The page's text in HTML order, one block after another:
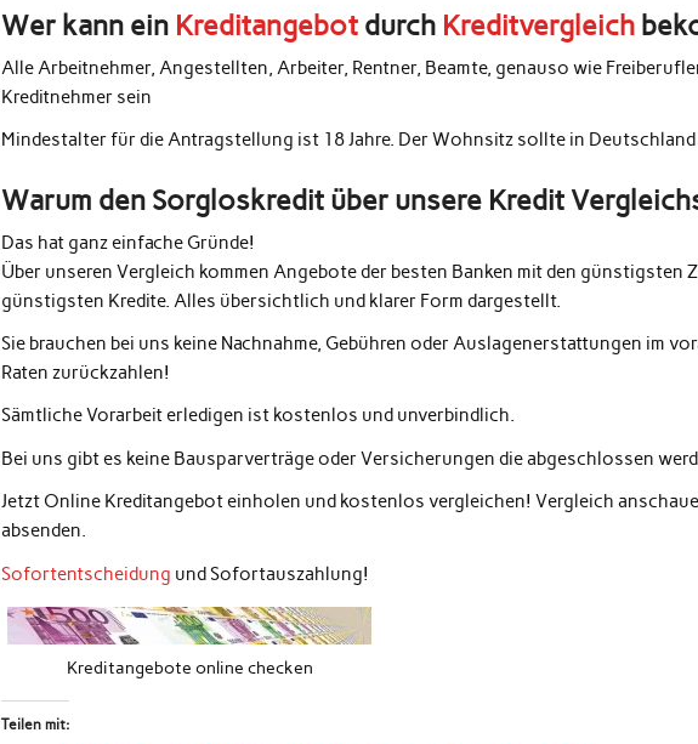
Wer kann ein Kreditangebot durch Kreditvergleich
Alle Arbeitnehmer, Angestellten, Arbeiter, Rentner, Beamte, genauso wie
Kreditnehmer sein
Mindestalter für die Antragstellung ist 18 Jahre. Der Wohnsitz sollte in Deutschland
Warum den Sorgloskredit über unsere Kredit
Das hat ganz einfache Gründe!
Über unseren Vergleich kommen Angebote der besten Banken mit den günstigsten
günstigsten Kredite. Alles übersichtlich und klarer Form dargestellt.
Sie brauchen bei uns keine Nachnahme, Gebühren oder Auslagenerstattungen im
Raten zurückzahlen!
Sämtliche Vorarbeit erledigen ist kostenlos und unverbindlich.
Bei uns gibt es keine Bausparverträge oder Versicherungen die abgeschlossen
Jetzt Online Kreditangebot einholen und kostenlos vergleichen! Vergleich
absenden.
Sofortentscheidung und Sofortauszahlung!
Kreditangebote online checken
Teilen mit: